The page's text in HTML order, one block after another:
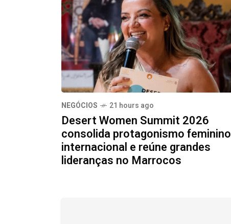
NEGÓCIOS 21 hours ago
Desert Women Summit 2026
consolida protagonismo feminino
internacional e reúne grandes
lideranças no Marrocos